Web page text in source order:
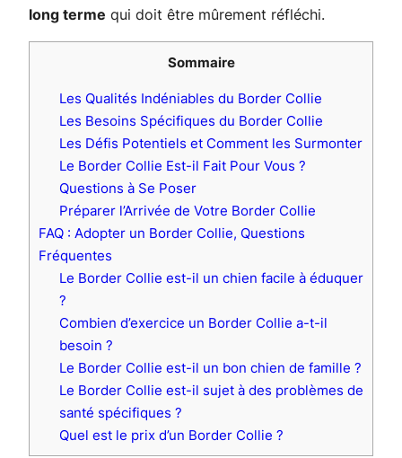
long terme qui doit être mûrement réfléchi.
Sommaire
Les Qualités Indéniables du Border Collie
Les Besoins Spécifiques du Border Collie
Les Défis Potentiels et Comment les Surmonter
Le Border Collie Est-il Fait Pour Vous ?
Questions à Se Poser
Préparer l’Arrivée de Votre Border Collie
FAQ : Adopter un Border Collie, Questions
Fréquentes
Le Border Collie est-il un chien facile à éduquer
?
Combien d’exercice un Border Collie a-t-il
besoin ?
Le Border Collie est-il un bon chien de famille ?
Le Border Collie est-il sujet à des problèmes de
santé spécifiques ?
Quel est le prix d’un Border Collie ?